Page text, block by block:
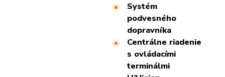
Systém
podvesného
dopravníka
Centrálne riadenie
s ovládacími
terminálmi